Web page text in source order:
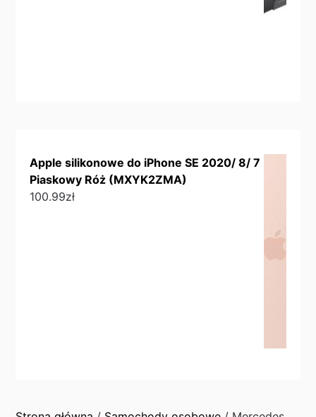
Apple silikonowe do iPhone SE 2020/ 8/ 7
Piaskowy Róż (MXYK2ZMA)
100.99zł